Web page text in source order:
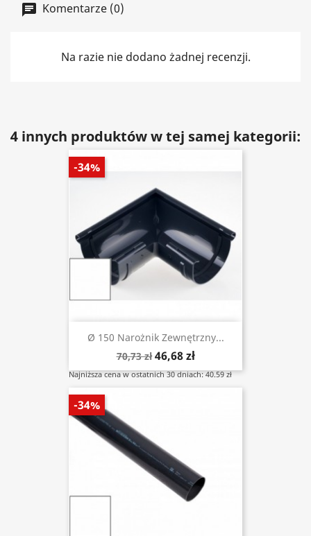
Komentarze (0)
Na razie nie dodano żadnej recenzji.
4 innych produktów w tej samej kategorii:
Ø 150 Narożnik Zewnętrzny...
70,73 zł 46,68 zł
Najniższa cena w ostatnich 30 dniach: 40.59 zł
-34%
-34%